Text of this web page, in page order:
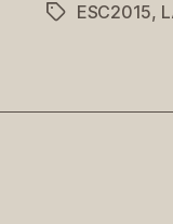
Schlagwörter
ESC2015,